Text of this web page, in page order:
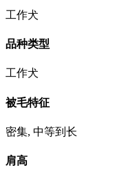
工作犬
品种类型
工作犬
被毛特征
密集, 中等到长
肩高